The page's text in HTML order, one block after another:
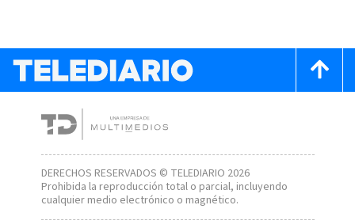
DERECHOS RESERVADOS © TELEDIARIO 2026
Prohibida la reproducción total o parcial, incluyendo
cualquier medio electrónico o magnético.